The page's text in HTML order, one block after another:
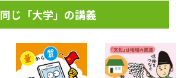
同じ「大学」の講義